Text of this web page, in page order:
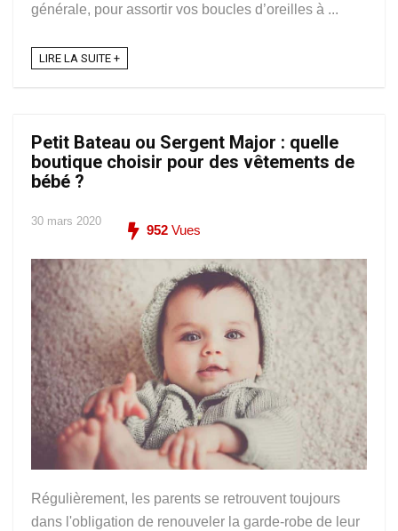
générale, pour assortir vos boucles d’oreilles à ...
LIRE LA SUITE +
Petit Bateau ou Sergent Major : quelle
boutique choisir pour des vêtements de
bébé ?
30 mars 2020
952 Vues
Régulièrement, les parents se retrouvent toujours
dans l'obligation de renouveler la garde-robe de leur